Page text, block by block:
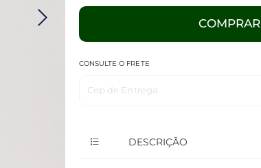
COMPRAR
CONSULTE O FRETE
Cep de Entrega
DESCRIÇÃO